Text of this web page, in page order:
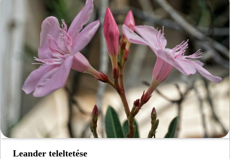
Leander teleltetése